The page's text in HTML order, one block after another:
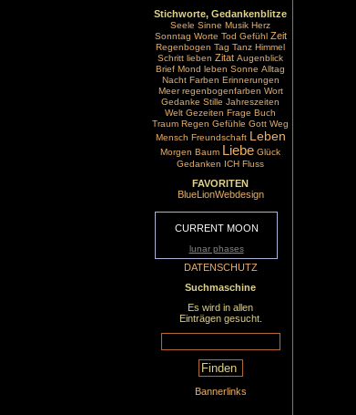
Stichworte, Gedankenblitze
Seele Sinne Musik Herz
Sonntag Worte Tod Gefühl Zeit
Regenbogen Tag Tanz Himmel
Schritt lieben Zitat Augenblick
Brief Mond leben Sonne Alltag
Nacht Farben Erinnerungen
Meer regenbogenfarben Wort
Gedanke Stille Jahreszeiten
Welt Gezeiten Frage Buch
Traum Regen Gefühle Gott Weg
Mensch Freundschaft Leben
Morgen Baum Liebe Glück
Gedanken ICH Fluss
FAVORITEN
BlueLionWebdesign
CURRENT MOON
lunar phases
DATENSCHUTZ
Suchmaschine
Es wird in allen
Einträgen gesucht.
Bannerlinks